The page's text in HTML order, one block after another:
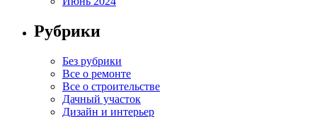
Рубрики
Без рубрики
Все о ремонте
Все о строительстве
Дачный участок
Дизайн и интерьер